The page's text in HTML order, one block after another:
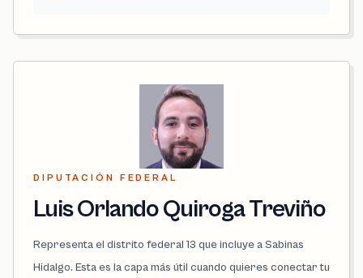
DIPUTACIÓN FEDERAL
Luis Orlando Quiroga Treviño
Representa el distrito federal 13 que incluye a Sabinas
Hidalgo. Esta es la capa más útil cuando quieres conectar tu